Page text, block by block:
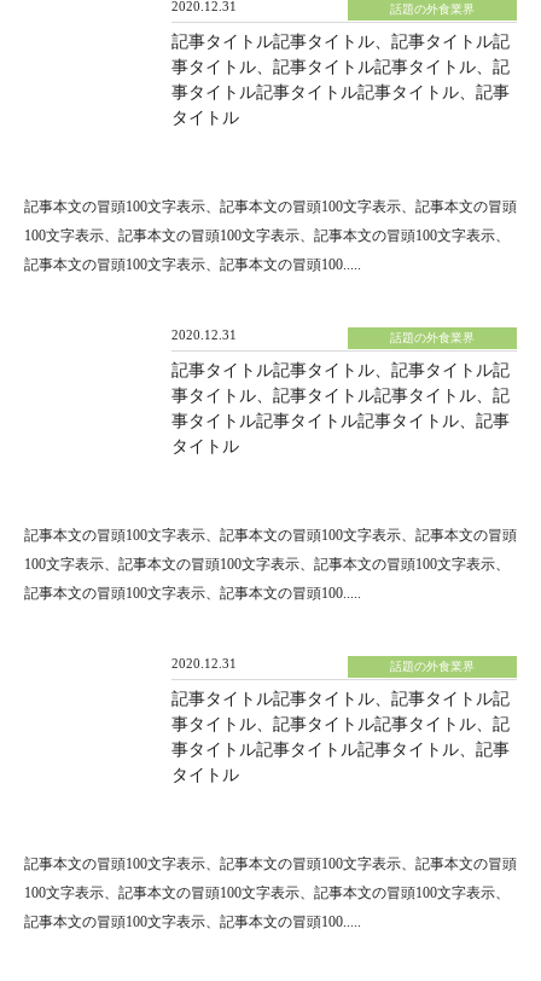
2020.12.31 話題の外食業界
記事タイトル記事タイトル、記事タイトル記
事タイトル、記事タイトル記事タイトル、記
事タイトル記事タイトル記事タイトル、記事
タイトル
記事本文の冒頭100文字表示、記事本文の冒頭100文字表示、記事本文の冒頭
100文字表示、記事本文の冒頭100文字表示、記事本文の冒頭100文字表示、
記事本文の冒頭100文字表示、記事本文の冒頭100.....
2020.12.31 話題の外食業界
記事タイトル記事タイトル、記事タイトル記
事タイトル、記事タイトル記事タイトル、記
事タイトル記事タイトル記事タイトル、記事
タイトル
記事本文の冒頭100文字表示、記事本文の冒頭100文字表示、記事本文の冒頭
100文字表示、記事本文の冒頭100文字表示、記事本文の冒頭100文字表示、
記事本文の冒頭100文字表示、記事本文の冒頭100.....
2020.12.31 話題の外食業界
記事タイトル記事タイトル、記事タイトル記
事タイトル、記事タイトル記事タイトル、記
事タイトル記事タイトル記事タイトル、記事
タイトル
記事本文の冒頭100文字表示、記事本文の冒頭100文字表示、記事本文の冒頭
100文字表示、記事本文の冒頭100文字表示、記事本文の冒頭100文字表示、
記事本文の冒頭100文字表示、記事本文の冒頭100.....